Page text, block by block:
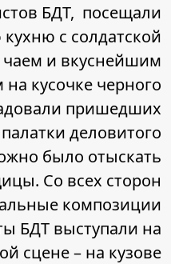
БДТ, посещали
с солдатской
и вкуснейшим
кусочке черного
пришедших
деловитого
было отыскать
Со всех сторон
композиции
БДТ выступали на
сцене – на кузове